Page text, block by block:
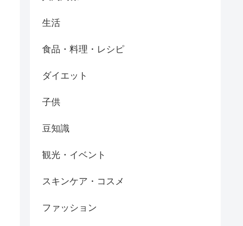
生活
食品・料理・レシピ
ダイエット
子供
豆知識
観光・イベント
スキンケア・コスメ
ファッション